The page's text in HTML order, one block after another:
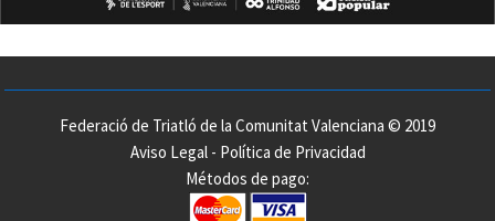
Federació de Triatló de la Comunitat Valenciana © 2019
Aviso Legal- Política de Privacidad
Métodos de pago: